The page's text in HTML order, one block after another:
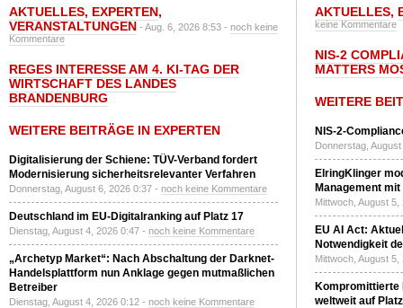
AKTUELLES, EXPERTEN,
VERANSTALTUNGEN - Aug. 6, 2026 8:53 - noch keine
Kommentare
REGES INTERESSE AM 4. KI-TAG DER
WIRTSCHAFT DES LANDES
BRANDENBURG
WEITERE BEITRÄGE IN EXPERTEN
Digitalisierung der Schiene: TÜV-Verband fordert
Modernisierung sicherheitsrelevanter Verfahren
Donnerstag, August 6, 2026 0:37 - noch keine Kommentare
Deutschland im EU-Digitalranking auf Platz 17
Dienstag, August 4, 2026 0:47 - noch keine Kommentare
„Archetyp Market“: Nach Abschaltung der Darknet-
Handelsplattform nun Anklage gegen mutmaßlichen
Betreiber
Dienstag, August 4, 2026 0:12 - noch keine Kommentare
AKTUELLES,
keine Kommentare
NIS-2
MATTERS
WEITERE
NIS-2-
Donnerstag,
ElringKlinger
Management
Mittwoch, August
EU AI Act:
Notwendigkeit
Mittwoch, August
Kompromittierte
weltweit auf